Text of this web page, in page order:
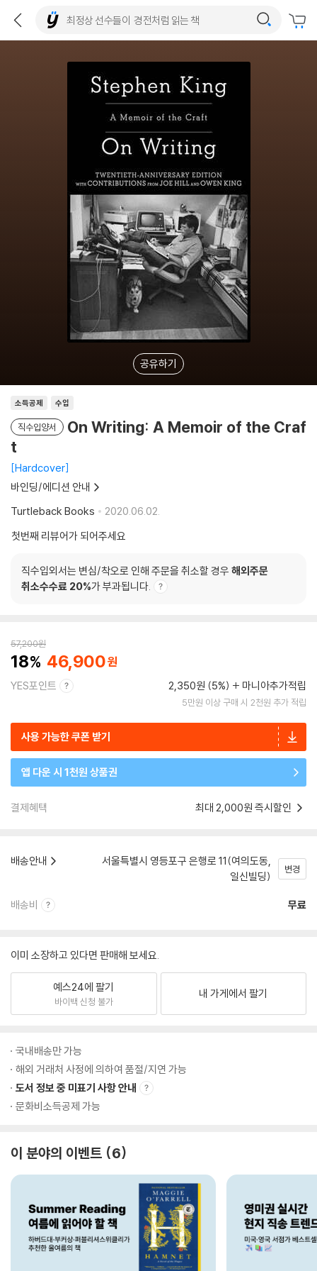
공유하기
소득공제 수입
직수입양서
On Writing: A Memoir of the Craf
t
Hardcover
바인딩/에디션 안내
Turtleback Books
2020.06.02.
첫번째 리뷰어가 되어주세요
직수입외서는 변심/착오로 인해 주문을 취소할 경우 해외주문
취소수수료 20%가 부과됩니다.
57,200원
18 46,900
YES포인트 2,350원 (5%) 마니아추가적립
5만원 이상 구매 시 2천원 추가 적립
사용 가능한 쿠폰 받기
앱 다운 시 1천원 상품권
결제혜택 최대 2,000원 즉시할인
배송안내
서울특별시 영등포구 은행로 11(여의도동,
일신빌딩)
변경
배송비 무료
이미 소장하고 있다면 판매해 보세요.
예스24에 팔기
바이백 신청 불가
내 가게에서 팔기
국내배송만 가능
해외 거래처 사정에 의하여 품절/지연 가능
도서 정보 중 미표기 사항 안내
문화비소득공제 가능
이 분야의 이벤트 6